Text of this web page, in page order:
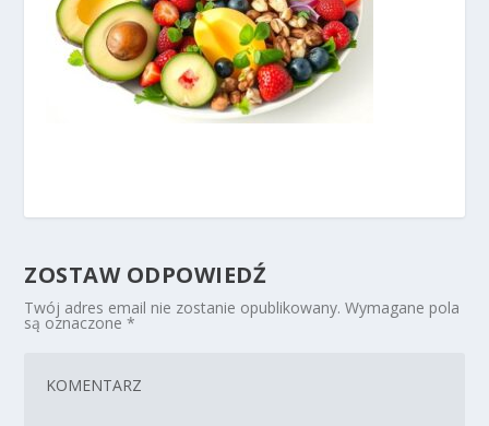
ZOSTAW ODPOWIEDŹ
Twój adres email nie zostanie opublikowany. Wymagane pola
są oznaczone*